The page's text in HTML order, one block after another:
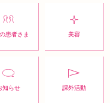
患者さま 美容
知らせ 課外活動